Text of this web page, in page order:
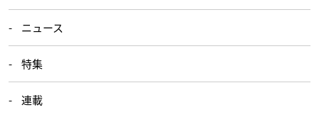
ニュース
特集
連載